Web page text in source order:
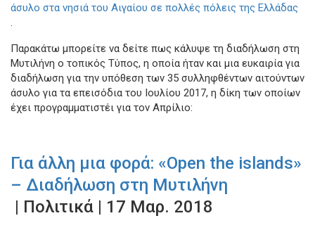
άσυλο στα νησιά του Αιγαίου σε πολλές πόλεις της Ελλάδας
Παρακάτω μπορείτε να δείτε πως κάλυψε τη διαδήλωση στη
Μυτιλήνη ο τοπικός Τύπος, η οποία ήταν και μια ευκαιρία για
διαδήλωση για την υπόθεση των 35 συλληφθέντων αιτούντων
άσυλο για τα επεισόδια του Ιουλίου 2017, η δίκη των οποίων
έχει προγραμματιστέι για τον Απρίλιο:​
Για άλλη μια φορά: «Open the islands»
– Διαδήλωση στη Μυτιλήνη
| Πολιτικά | 17 Μαρ. 2018